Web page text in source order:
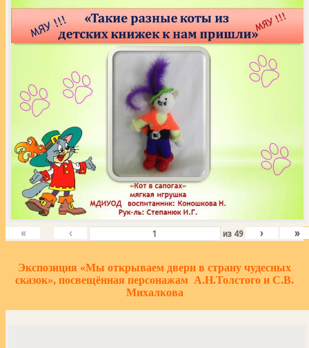
« ‹ из 49 › »
Экспозиция «Мы открываем двери в страну чудесных
сказок», посвещённая персонажам А.Н.Толстого и С.В.
Михалкова